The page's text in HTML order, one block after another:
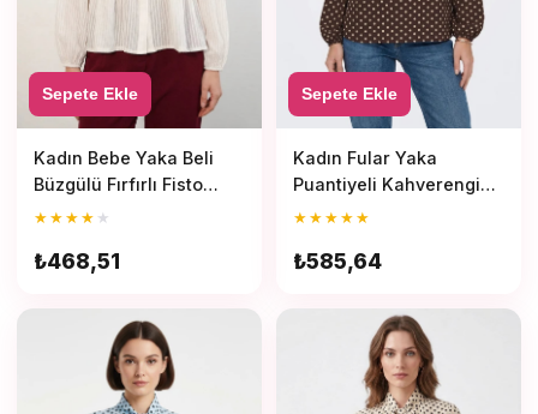
Sepete Ekle
Kadın Bebe Yaka Beli
Büzgülü Fırfırlı Fisto
Detaylı Beyaz Gömlek
★★★★ ★
₺468,51
Sepete Ekle
Kadın Fular Yaka
Puantiyeli Kahverengi
Bluz
★★★★★
₺585,64